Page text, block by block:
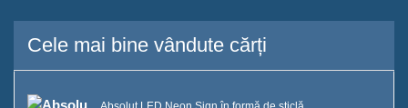
Cele mai bine vândute cărți